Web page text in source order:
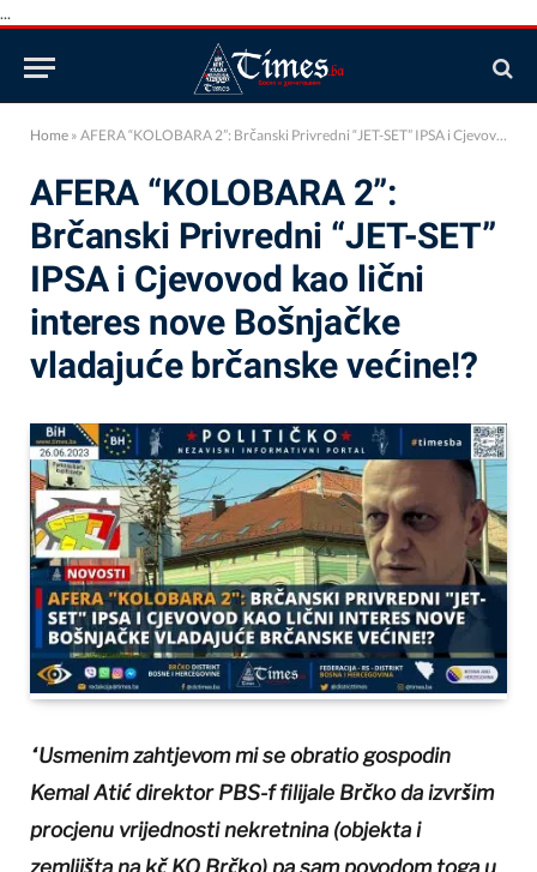
...
Home » AFERA “KOLOBARA 2”: Brčanski Privredni “JET-SET” IPSA i Cjevovod kao lični interes nove Bošnjačke vladajuće brčanske većine!?
AFERA “KOLOBARA 2”:
Brčanski Privredni “JET-SET”
IPSA i Cjevovod kao lični
interes nove Bošnjačke
vladajuće brčanske većine!?
“Usmenim zahtjevom mi se obratio gospodin
Kemal Atić direktor PBS-f filijale Brčko da izvršim
procjenu vrijednosti nekretnina (objekta i
zemljišta na kč KO Brčko) pa sam povodom toga u